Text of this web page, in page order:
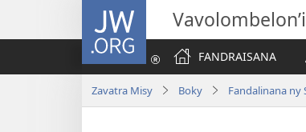
JW.ORG
FANDRAISANA
Zavatra Misy Boky Fandalinana ny